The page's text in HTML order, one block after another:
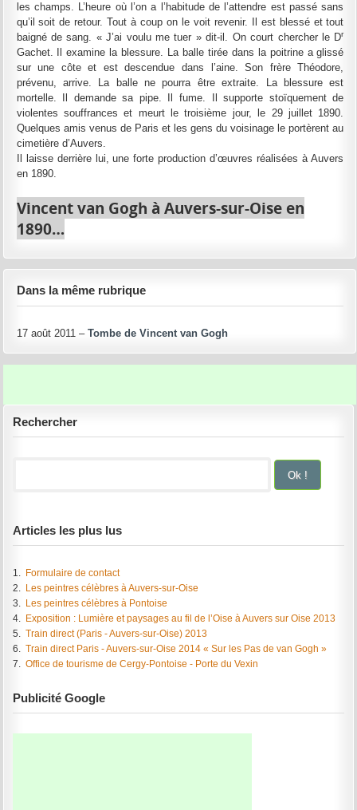
les champs. L’heure où l’on a l’habitude de l’attendre est passé sans
qu’il soit de retour. Tout à coup on le voit revenir. Il est blessé et tout
baigné de sang. « J’ai voulu me tuer » dit-il. On court chercher le Dr
Gachet. Il examine la blessure. La balle tirée dans la poitrine a glissé
sur une côte et est descendue dans l’aine. Son frère Théodore,
prévenu, arrive. La balle ne pourra être extraite. La blessure est
mortelle. Il demande sa pipe. Il fume. Il supporte stoïquement de
violentes souffrances et meurt le troisième jour, le 29 juillet 1890.
Quelques amis venus de Paris et les gens du voisinage le portèrent au
cimetière d’Auvers.
Il laisse derrière lui, une forte production d’œuvres réalisées à Auvers
en 1890.
Vincentvan Gogh à Auvers-sur-Oiseen
1890…
Dans la même rubrique
17 août 2011 – Tombe de Vincent van Gogh
Rechercher
Articles les plus lus
1.
Formulaire de contact
2.
Les peintres célèbres à Auvers-sur-Oise
3.
Les peintres célèbres à Pontoise
4.
Exposition : Lumière et paysages au fil de l’Oise à Auvers sur Oise 2013
5.Train direct (Paris - Auvers-sur-Oise) 2013
6.Train direct Paris - Auvers-sur-Oise 2014 « Sur les Pas de van Gogh »
7.Office de tourisme de Cergy-Pontoise - Porte du Vexin
Publicité Google